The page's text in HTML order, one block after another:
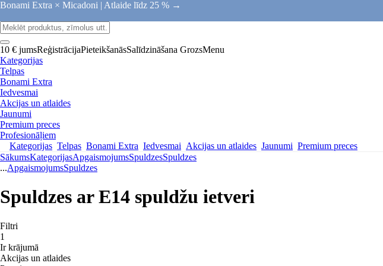
Bonami Extra × Micadoni | Atlaide līdz 25 % →
10 € jumsReģistrācijaPieteikšanāsSalīdzināšana GrozsMenu
Kategorijas
Telpas
Bonami Extra
Iedvesmai
Akcijas un atlaides
Jaunumi
Premium preces
Profesionāļiem
Kategorijas Telpas Bonami Extra Iedvesmai Akcijas un atlaides Jaunumi Premium preces
SākumsKategorijasApgaismojumsSpuldzesSpuldzes
...ApgaismojumsSpuldzes
Spuldzes ar E14 spuldžu ietveri
Filtri
1
Ir krājumā
Akcijas un atlaides